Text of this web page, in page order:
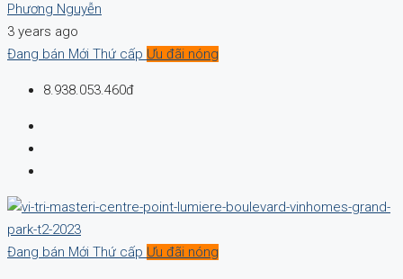
Phương Nguyễn
3 years ago
Đang bán Mới Thứ cấp Ưu đãi nóng
8.938.053.460đ
Đang bán Mới Thứ cấp Ưu đãi nóng